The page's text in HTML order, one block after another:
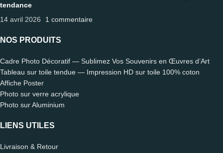
tendance
14 avril 2026
1 commentaire
NOS PRODUITS
Cadre Photo Décoratif — Sublimez Vos Souvenirs en Œuvres d’Art
Tableau sur toile tendue — Impression HD sur toile 100% coton
Affiche Poster
Photo sur verre acrylique
Photo sur Aluminium
LIENS UTILES
Livraison & Retour